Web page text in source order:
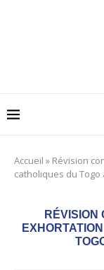
Accueil » Révision
catholiques du Togo
RÉVISION